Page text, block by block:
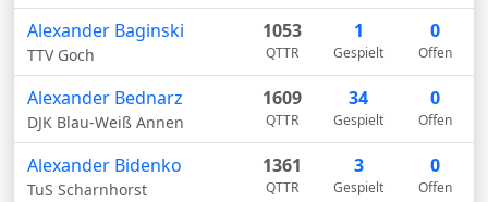
Alexander Baginski
TTV Goch
1053
QTTR
1
Gespielt
0
Offen
Alexander Bednarz
DJK Blau-Weiß Annen
1609
QTTR
34
Gespielt
0
Offen
Alexander Bidenko
TuS Scharnhorst
1361
QTTR
3
Gespielt
0
Offen